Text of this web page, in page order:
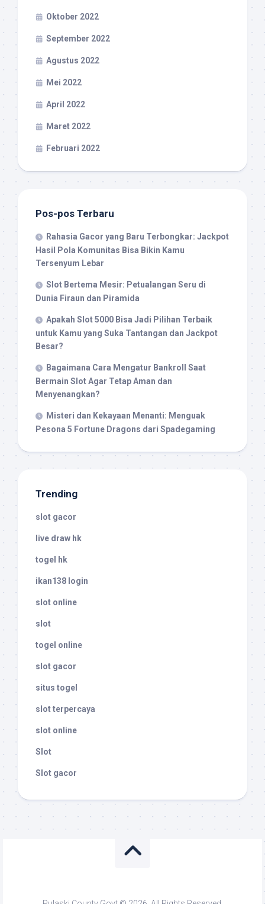
Oktober 2022
September 2022
Agustus 2022
Mei 2022
April 2022
Maret 2022
Februari 2022
Pos-pos Terbaru
Rahasia Gacor yang Baru Terbongkar: Jackpot
Hasil Pola Komunitas Bisa Bikin Kamu
Tersenyum Lebar
Slot Bertema Mesir: Petualangan Seru di
Dunia Firaun dan Piramida
Apakah Slot 5000 Bisa Jadi Pilihan Terbaik
untuk Kamu yang Suka Tantangan dan Jackpot
Besar?
Bagaimana Cara Mengatur Bankroll Saat
Bermain Slot Agar Tetap Aman dan
Menyenangkan?
Misteri dan Kekayaan Menanti: Menguak
Pesona 5 Fortune Dragons dari Spadegaming
Trending
slot gacor
live draw hk
togel hk
ikan138 login
slot online
slot
togel online
slot gacor
situs togel
slot terpercaya
slot online
Slot
Slot gacor